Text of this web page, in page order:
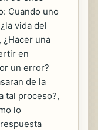
Cuando uno
vida del
¿Hacer una
en
un error?
de la
tal proceso?,
lo